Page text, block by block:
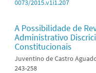
0073/2015.v1i1.207
A Possibilidade de
Administrativo
Constitucionais
Juventino de Castro
243-258